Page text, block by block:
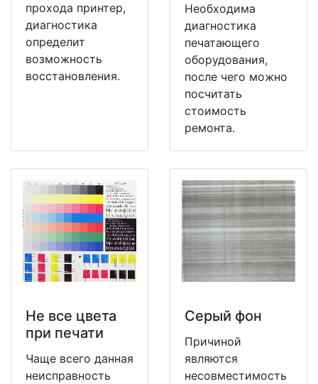
прохода принтер,
диагностика
определит
возможность
восстановления.
Необходима
диагностика
печатающего
оборудования,
после чего можно
посчитать
стоимость
ремонта.
Не все цвета
при печати
Чаще всего данная
неисправность
Серый фон
Причиной
являются
несовместимость